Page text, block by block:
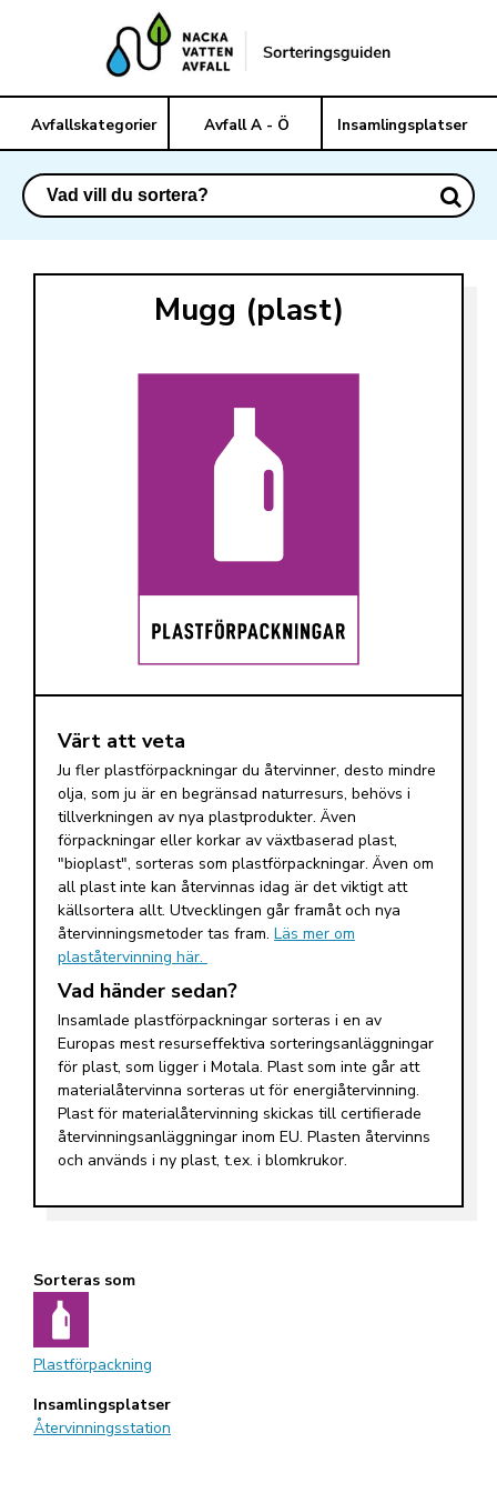
Avfallskategorier Avfall A - Ö Insamlingsplatser
Mugg (plast)
Värt att veta
Ju fler plastförpackningar du återvinner, desto mindre
olja, som ju är en begränsad naturresurs, behövs i
tillverkningen av nya plastprodukter. Även
förpackningar eller korkar av växtbaserad plast,
"bioplast", sorteras som plastförpackningar. Även om
all plast inte kan återvinnas idag är det viktigt att
källsortera allt. Utvecklingen går framåt och nya
återvinningsmetoder tas fram. Läs mer om
plaståtervinning här.
Vad händer sedan?
Insamlade plastförpackningar sorteras i en av
Europas mest resurseffektiva sorteringsanläggningar
för plast, som ligger i Motala. Plast som inte går att
materialåtervinna sorteras ut för energiåtervinning.
Plast för materialåtervinning skickas till certifierade
återvinningsanläggningar inom EU. Plasten återvinns
och används i ny plast, t.ex. i blomkrukor.
Sorteras som
Plastförpackning
Insamlingsplatser
Återvinningsstation